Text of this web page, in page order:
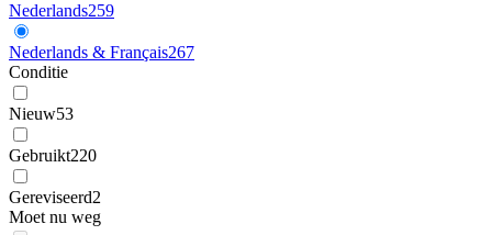
Nederlands259
Nederlands & Français267
Conditie
Nieuw53
Gebruikt220
Gereviseerd2
Moet nu weg